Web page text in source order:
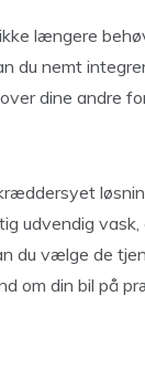
ikke længere
du nemt
dine andre
udvendig vask,
du vælge de
om din bil på